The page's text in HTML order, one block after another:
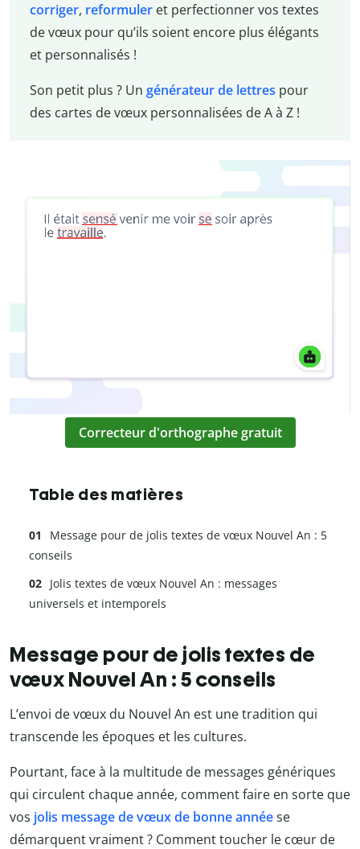
corriger, reformuleret perfectionner vos textes
de vœux pour qu’ils soient encore plus élégants
et personnalisés !
Son petit plus ? Un générateur de lettres pour
des cartes de vœux personnalisées de A à Z !
Correcteur d'orthographe gratuit
Table des matières
Message pour de jolis textes de vœux Nouvel An : 5
conseils
Jolis textes de vœux Nouvel An : messages
universels et intemporels
Message pour de jolis textes de
vœux Nouvel An : 5 conseils
L’envoi de vœux du Nouvel An est une tradition qui
transcende les époques et les cultures.
Pourtant, face à la multitude de messages génériques
qui circulent chaque année, comment faire en sorte que
vos jolis message de vœux de bonne annéese
démarquent vraiment ? Comment toucher le cœur de